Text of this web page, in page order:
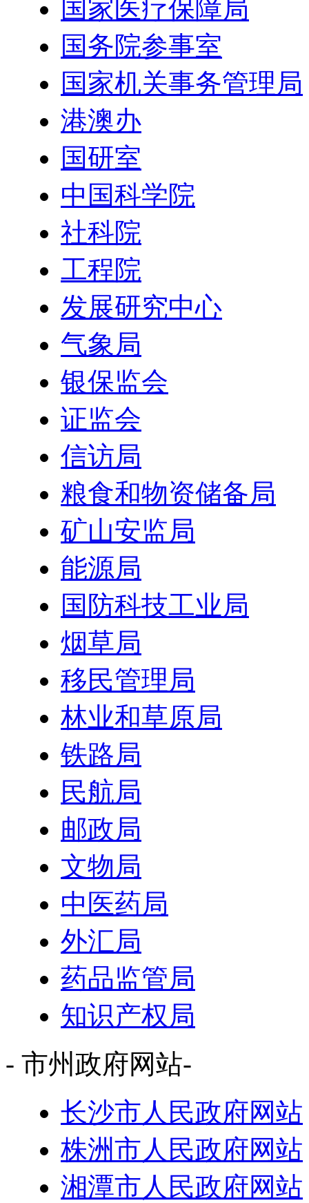
国家医疗保障局
国务院参事室
国家机关事务管理局
港澳办
国研室
中国科学院
社科院
工程院
发展研究中心
气象局
银保监会
证监会
信访局
粮食和物资储备局
矿山安监局
能源局
国防科技工业局
烟草局
移民管理局
林业和草原局
铁路局
民航局
邮政局
文物局
中医药局
外汇局
药品监管局
知识产权局
- 市州政府网站-
长沙市人民政府网站
株洲市人民政府网站
湘潭市人民政府网站